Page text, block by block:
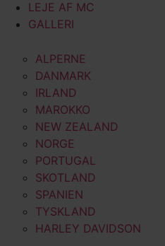
LEJE AF MC
GALLERI
ALPERNE
DANMARK
IRLAND
MAROKKO
NEW ZEALAND
NORGE
PORTUGAL
SKOTLAND
SPANIEN
TYSKLAND
HARLEY DAVIDSON